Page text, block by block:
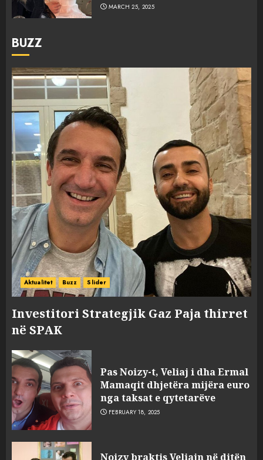
MARCH 25, 2025
BUZZ
Aktualitet Buzz Slider
Investitori Strategjik Gaz Paja thirret
në SPAK
Pas Noizy-t, Veliaj i dha Ermal
Mamaqit dhjetëra mijëra euro
nga taksat e qytetarëve
FEBRUARY 18, 2025
Noizy braktis Veliajn në ditën
3
FOTO/ Persona të maskuar
sulmuan “One Albania”,
ngjarja u fsheh. A u vodhën
serverat?
MARCH 25, 2025
4
Prokuroria jep pretencën, ja
çfarë dënimi kërkon për
Mariela dhe Antonela
Berishën
MARCH 25, 2025
5
“Ai që drejtonte makinën më
ngjau me Talo Çelën”,
dëshmia e Nuredin Dumanit
plagosën!
1
drejtorin Skerdi Drenova dhe
“bosen” Joana Nano për
abuzim me fondet publike dhe
pasuri të pajustifikuar